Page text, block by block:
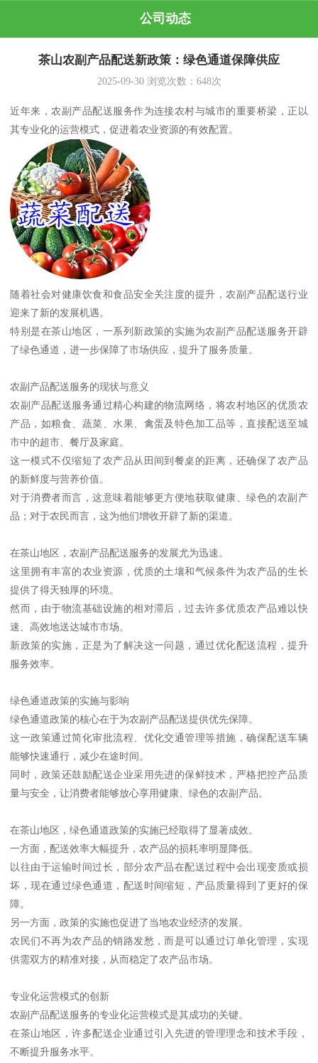
公司动态
茶山农副产品配送新政策：绿色通道保障供应
2025-09-30浏览次数： 648次
近年来，农副产品配送服务作为连接农村与城市的重要桥梁，正以
其专业化的运营模式，促进着农业资源的有效配置。
随着社会对健康饮食和食品安全关注度的提升，农副产品配送行业
迎来了新的发展机遇。
特别是在茶山地区，一系列新政策的实施为农副产品配送服务开辟
了绿色通道，进一步保障了市场供应，提升了服务质量。
农副产品配送服务的现状与意义
农副产品配送服务通过精心构建的物流网络，将农村地区的优质农
产品，如粮食、蔬菜、水果、禽蛋及特色加工品等，直接配送至城
市中的超市、餐厅及家庭。
这一模式不仅缩短了农产品从田间到餐桌的距离，还确保了农产品
的新鲜度与营养价值。
对于消费者而言，这意味着能够更方便地获取健康、绿色的农副产
品；对于农民而言，这为他们增收开辟了新的渠道。
在茶山地区，农副产品配送服务的发展尤为迅速。
这里拥有丰富的农业资源，优质的土壤和气候条件为农产品的生长
提供了得天独厚的环境。
然而，由于物流基础设施的相对滞后，过去许多优质农产品难以快
速、高效地送达城市市场。
新政策的实施，正是为了解决这一问题，通过优化配送流程，提升
服务效率。
绿色通道政策的实施与影响
绿色通道政策的核心在于为农副产品配送提供优先保障。
这一政策通过简化审批流程、优化交通管理等措施，确保配送车辆
能够快速通行，减少在途时间。
同时，政策还鼓励配送企业采用先进的保鲜技术，严格把控产品质
量与安全，让消费者能够放心享用健康、绿色的农副产品。
在茶山地区，绿色通道政策的实施已经取得了显著成效。
一方面，配送效率大幅提升，农产品的损耗率明显降低。
以往由于运输时间过长，部分农产品在配送过程中会出现变质或损
坏，现在通过绿色通道，配送时间缩短，产品质量得到了更好的保
障。
另一方面，政策的实施也促进了当地农业经济的发展。
农民们不再为农产品的销路发愁，而是可以通过订单化管理，实现
供需双方的精准对接，从而稳定了农产品市场。
专业化运营模式的创新
农副产品配送服务的专业化运营模式是其成功的关键。
在茶山地区，许多配送企业通过引入先进的管理理念和技术手段，
不断提升服务水平。